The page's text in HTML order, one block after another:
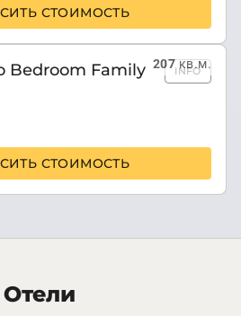
СТОИМОСТЬ
207кв.м.
Bedroom Family
INFO
СТОИМОСТЬ
Отели